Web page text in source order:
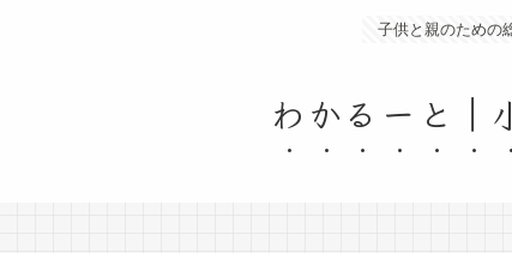
子供と親のための
わかるーと｜